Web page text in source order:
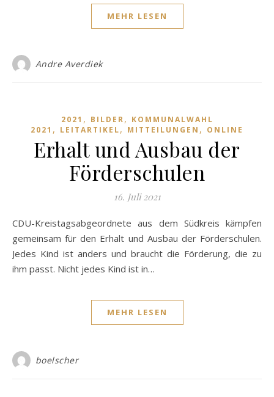
MEHR LESEN
Andre Averdiek
2021 , BILDER, KOMMUNALWAHL
2021 , LEITARTIKEL, MITTEILUNGEN , ONLINE
Erhalt und Ausbau der
Förderschulen
16. Juli 2021
CDU-Kreistagsabgeordnete aus dem Südkreis kämpfen
gemeinsam für den Erhalt und Ausbau der Förderschulen.
Jedes Kind ist anders und braucht die Förderung, die zu
ihm passt. Nicht jedes Kind ist in…
MEHR LESEN
boelscher